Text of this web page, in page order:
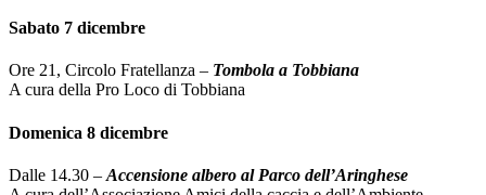
Sabato 7 dicembre
Ore 21, Circolo Fratellanza – Tombola a Tobbiana
A cura della Pro Loco di Tobbiana
Domenica 8 dicembre
Dalle 14.30 – Accensione albero al Parco dell’Aringhese